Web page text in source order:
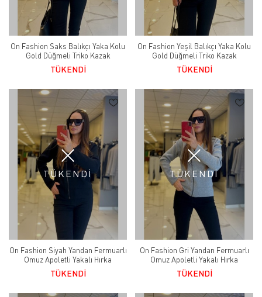
On Fashion Saks Balıkçı Yaka Kolu
Gold Düğmeli Triko Kazak
TÜKENDİ
On Fashion Yeşil Balıkçı Yaka Kolu
Gold Düğmeli Triko Kazak
TÜKENDİ
TÜKENDİ
On Fashion Siyah Yandan Fermuarlı
Omuz Apoletli Yakalı Hırka
TÜKENDİ
TÜKENDİ
On Fashion Gri Yandan Fermuarlı
Omuz Apoletli Yakalı Hırka
TÜKENDİ